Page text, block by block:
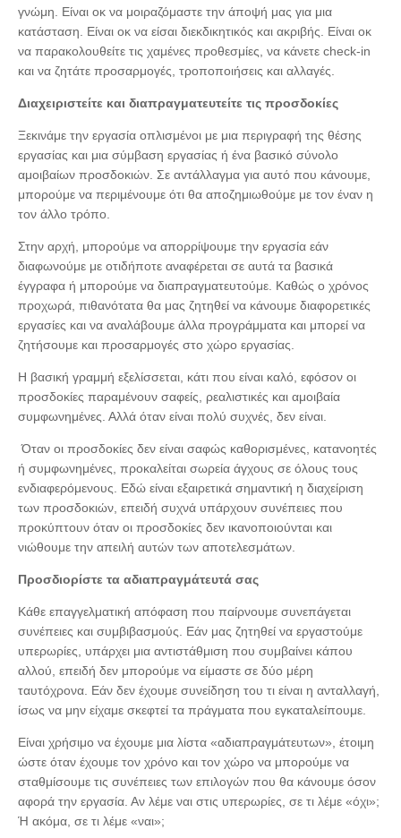
γνώμη. Είναι οκ να μοιραζόμαστε την άποψή μας για μια
κατάσταση. Είναι οκ να είσαι διεκδικητικός και ακριβής. Είναι οκ
να παρακολουθείτε τις χαμένες προθεσμίες, να κάνετε check-in
και να ζητάτε προσαρμογές, τροποποιήσεις και αλλαγές.
Διαχειριστείτε και διαπραγματευτείτε τις προσδοκίες
Ξεκινάμε την εργασία οπλισμένοι με μια περιγραφή της θέσης
εργασίας και μια σύμβαση εργασίας ή ένα βασικό σύνολο
αμοιβαίων προσδοκιών. Σε αντάλλαγμα για αυτό που κάνουμε,
μπορούμε να περιμένουμε ότι θα αποζημιωθούμε με τον έναν η
τον άλλο τρόπο.
Στην αρχή, μπορούμε να απορρίψουμε την εργασία εάν
διαφωνούμε με οτιδήποτε αναφέρεται σε αυτά τα βασικά
έγγραφα ή μπορούμε να διαπραγματευτούμε. Καθώς ο χρόνος
προχωρά, πιθανότατα θα μας ζητηθεί να κάνουμε διαφορετικές
εργασίες και να αναλάβουμε άλλα προγράμματα και μπορεί να
ζητήσουμε και προσαρμογές στο χώρο εργασίας.
Η βασική γραμμή εξελίσσεται, κάτι που είναι καλό, εφόσον οι
προσδοκίες παραμένουν σαφείς, ρεαλιστικές και αμοιβαία
συμφωνημένες. Αλλά όταν είναι πολύ συχνές, δεν είναι.
Όταν οι προσδοκίες δεν είναι σαφώς καθορισμένες, κατανοητές
ή συμφωνημένες, προκαλείται σωρεία άγχους σε όλους τους
ενδιαφερόμενους. Εδώ είναι εξαιρετικά σημαντική η διαχείριση
των προσδοκιών, επειδή συχνά υπάρχουν συνέπειες που
προκύπτουν όταν οι προσδοκίες δεν ικανοποιούνται και
νιώθουμε την απειλή αυτών των αποτελεσμάτων.
Προσδιορίστε τα αδιαπραγμάτευτά σας
Κάθε επαγγελματική απόφαση που παίρνουμε συνεπάγεται
συνέπειες και συμβιβασμούς. Εάν μας ζητηθεί να εργαστούμε
υπερωρίες, υπάρχει μια αντιστάθμιση που συμβαίνει κάπου
αλλού, επειδή δεν μπορούμε να είμαστε σε δύο μέρη
ταυτόχρονα. Εάν δεν έχουμε συνείδηση ​​του τι είναι η ανταλλαγή,
ίσως να μην είχαμε σκεφτεί τα πράγματα που εγκαταλείπουμε.
Είναι χρήσιμο να έχουμε μια λίστα «αδιαπραγμάτευτων», έτοιμη
ώστε όταν έχουμε τον χρόνο και τον χώρο να μπορούμε να
σταθμίσουμε τις συνέπειες των επιλογών που θα κάνουμε όσον
αφορά την εργασία. Αν λέμε ναι στις υπερωρίες, σε τι λέμε «όχι»;
Ή ακόμα, σε τι λέμε «ναι»;